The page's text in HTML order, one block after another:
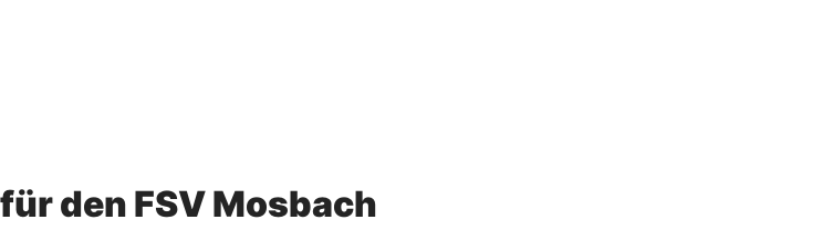
den FSV Mosbach